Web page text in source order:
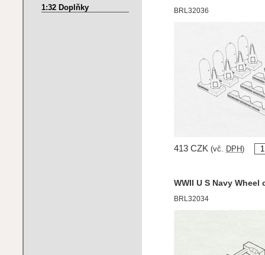
BRL32036
413 CZK (vč. DPH )
WWII U S Navy Wheel
BRL32034
1:32 Doplňky